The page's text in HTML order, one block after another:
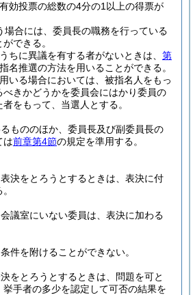
効投票の総数の4分の1以上の得票が
場合には、委員長の職務を行っている
できる。
ちに異議を有する者がないときは、 第
名推選の方法を用いることができる。
いる場合においては、被指名人をもっ
きかどうかを委員会にはかり委員の
をもって、当選人とする。
もののほか、委員長及び副委員長の
は前章第4節の規定を準用する。
決をとろうとするときは、表決に付
議室にいない委員は、表決に加わる
件を附けることができない。
をとろうとするときは、問題を可と
手者の多少を認定して可否の結果を